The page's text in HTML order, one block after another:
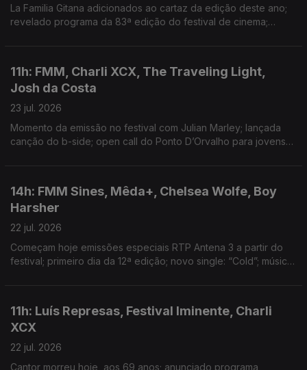
La Familia Gitana adicionados ao cartaz da edição deste ano;
revelado programa da 83ª edição do festival de cinema;
11h: FMM, Charli XCX, The Traveling Light,
Josh da Costa
23 jul. 2026
Momento da emissão no festival com Julian Marley; lançada
canção do b-side; open call do Ponto D’Orvalho para jovens
14h: FMM Sines, Mêda+, Chelsea Wolfe, Boy
Harsher
22 jul. 2026
Começam hoje emissões especiais RTP Antena 3 a partir do
festival; primeiro dia da 12ª edição; novo single: “Cold”; música
11h: Luís Represas, Festival Iminente, Charli
XCX
22 jul. 2026
Cantor morreu hoje, aos 69 anos; anunciado programa